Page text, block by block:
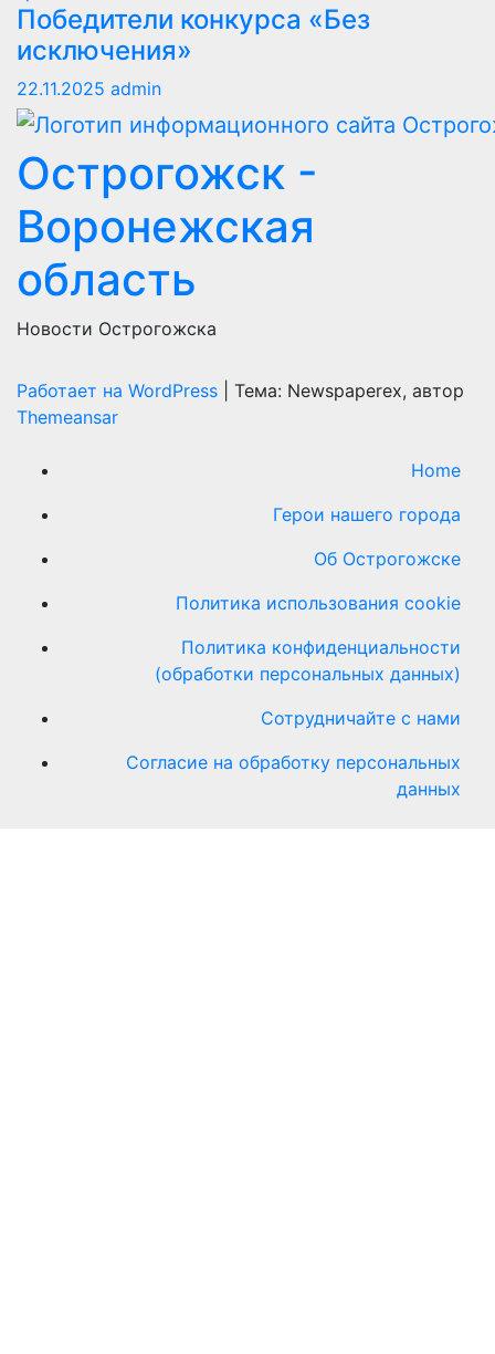
Победители конкурса «Без
исключения»
22.11.2025 admin
Острогожск -
Воронежская
область
Новости Острогожска
Работает на WordPress
Тема: Newspaperex, автор
Themeansar
Home
Герои нашего города
Об Острогожске
Политика использования cookie
Политика конфиденциальности
(обработки персональных данных)
Сотрудничайте с нами
Согласие на обработку персональных
данных